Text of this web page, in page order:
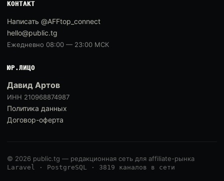
КОНТАКТ
Написать @AFFtop_connect
hello@public.tg
Ежедневно 08:00 — 23:00 МСК
ЮР.ЛИЦО
Давид Артов
ИНН 210968874987
Политика данных
Договор-оферта
© 2026 public.tg — редакционная сеть для affiliate-рынка
Laravel · PostgreSQL · 3819 каналов в сети